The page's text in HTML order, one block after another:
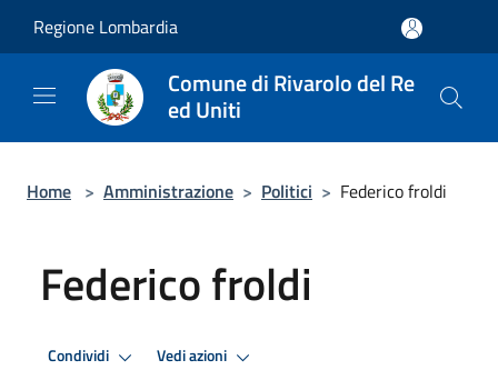
Regione Lombardia
Comune di Rivarolo del Re
ed Uniti
Home > Amministrazione > Politici > Federico froldi
Federico froldi
Condividi Vedi azioni